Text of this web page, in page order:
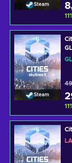
Steam
11
Steam
11